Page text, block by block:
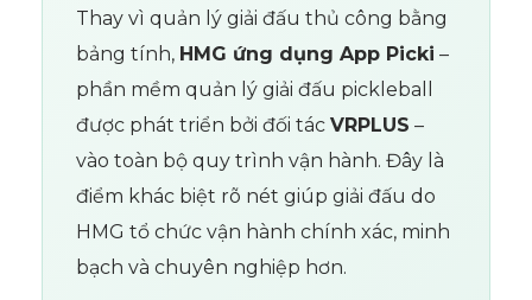
Thay vì quản lý giải đấu thủ công bằng
bảng tính, HMG ứng dụng App Picki –
phần mềm quản lý giải đấu pickleball
được phát triển bởi đối tác VRPLUS –
vào toàn bộ quy trình vận hành. Đây là
điểm khác biệt rõ nét giúp giải đấu do
HMG tổ chức vận hành chính xác, minh
bạch và chuyên nghiệp hơn.